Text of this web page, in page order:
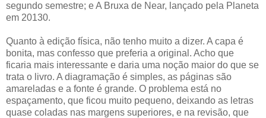
segundo semestre; e A Bruxa de Near, lançado pela Planeta
em 20130.
Quanto à edição física, não tenho muito a dizer. A capa é
bonita, mas confesso que preferia a original. Acho que
ficaria mais interessante e daria uma noção maior do que se
trata o livro. A diagramação é simples, as páginas são
amareladas e a fonte é grande. O problema está no
espaçamento, que ficou muito pequeno, deixando as letras
quase coladas nas margens superiores, e na revisão, que